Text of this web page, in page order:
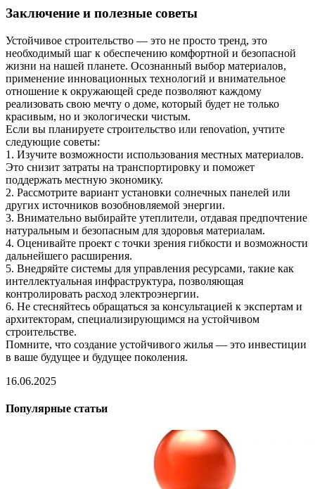
Заключение и полезные советы
Устойчивое строительство — это не просто тренд, это
необходимый шаг к обеспечению комфортной и безопасной
жизни на нашей планете. Осознанный выбор материалов,
применение инновационных технологий и внимательное
отношение к окружающей среде позволяют каждому
реализовать свою мечту о доме, который будет не только
красивым, но и экологически чистым.
Если вы планируете строительство или renovation, учтите
следующие советы:
1. Изучите возможности использования местных материалов.
Это снизит затраты на транспортировку и поможет
поддержать местную экономику.
2. Рассмотрите вариант установки солнечных панелей или
других источников возобновляемой энергии.
3. Внимательно выбирайте утеплители, отдавая предпочтение
натуральным и безопасным для здоровья материалам.
4. Оценивайте проект с точки зрения гибкости и возможности
дальнейшего расширения.
5. Внедряйте системы для управления ресурсами, такие как
интеллектуальная инфраструктура, позволяющая
контролировать расход электроэнергии.
6. Не стесняйтесь обращаться за консультацией к экспертам и
архитекторам, специализирующимся на устойчивом
строительстве.
Помните, что создание устойчивого жилья — это инвестиции
в ваше будущее и будущее поколения.
16.06.2025
Популярные статьи